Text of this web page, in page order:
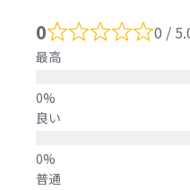
0 0 /
最高
良い
普通